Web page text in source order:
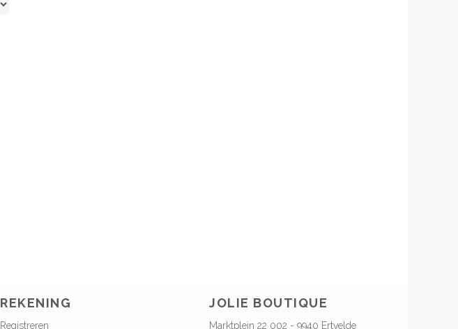
REKENING
Registreren
JOLIE BOUTIQUE
Marktplein 22 002 - 9940 Ertvelde